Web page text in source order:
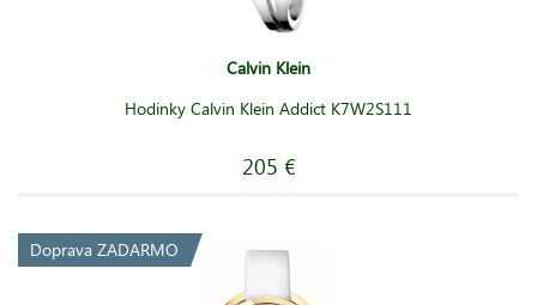
Calvin Klein
Hodinky Calvin Klein Addict K7W2S111
205 €
Doprava ZADARMO